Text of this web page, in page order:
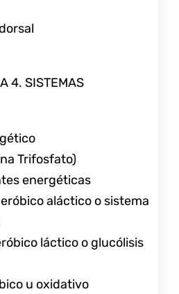
4. SISTEMAS
Trifosfato)
energéticas
aláctico o sistema
láctico o glucólisis
u oxidativo